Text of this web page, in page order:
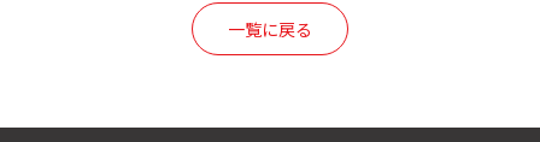
一覧に戻る